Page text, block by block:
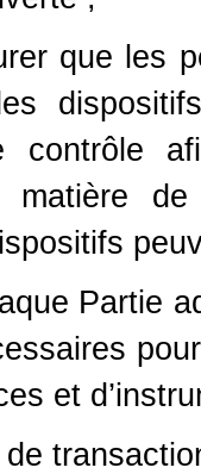
que les
contrôle
matière
Partie
et